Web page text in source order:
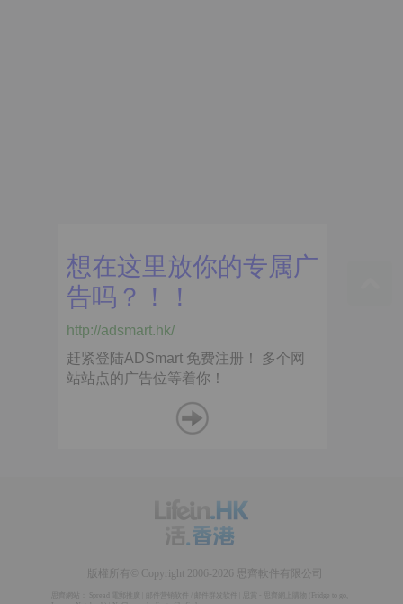
版權所有© Copyright 2006-2026 思齊軟件有限公司
Spread 電郵推廣